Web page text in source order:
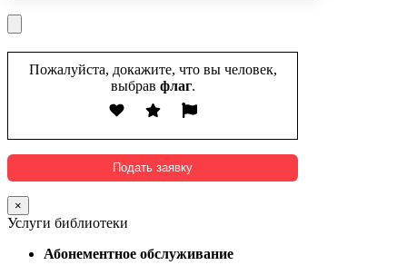
Пожалуйста, докажите, что вы человек,
выбрав флаг.
×
Услуги библиотеки
Абонементное обслуживание